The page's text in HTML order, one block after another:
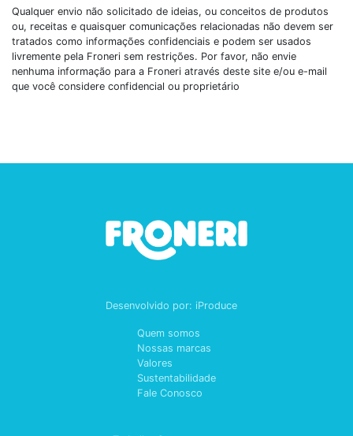
Qualquer envio não solicitado de ideias, ou conceitos de produtos
ou, receitas e quaisquer comunicações relacionadas não devem ser
tratados como informações confidenciais e podem ser usados
livremente pela Froneri sem restrições. Por favor, não envie
nenhuma informação para a Froneri através deste site e/ou e-mail
que você considere confidencial ou proprietário
Desenvolvido por: iProduce
Quem somos
Nossas marcas
Valores
Sustentabilidade
Fale Conosco